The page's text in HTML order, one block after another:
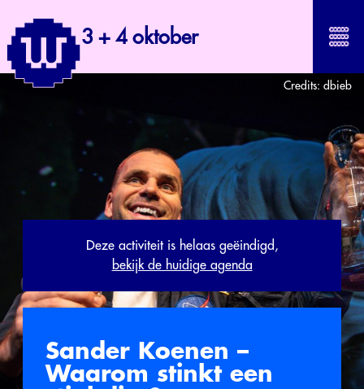
3 + 4 oktober
Credits: dbieb
Deze activiteit is helaas geëindigd,
bekijk de huidige agenda
Sander Koenen –
Waarom stinkt een